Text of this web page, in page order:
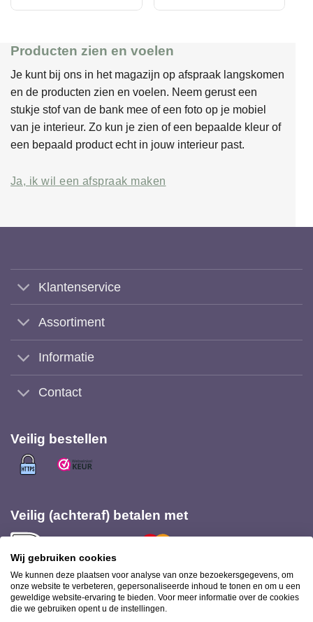
Producten zien en voelen
Je kunt bij ons in het magazijn op afspraak langskomen
en de producten zien en voelen. Neem gerust een
stukje stof van de bank mee of een foto op je mobiel
van je interieur. Zo kun je zien of een bepaalde kleur of
een bepaald product echt in jouw interieur past.
Ja, ik wil een afspraak maken
Klantenservice
Assortiment
Informatie
Contact
Veilig bestellen
Veilig (achteraf) betalen met
Bezorging met
Wij gebruiken cookies
We kunnen deze plaatsen voor analyse van onze bezoekersgegevens, om
onze website te verbeteren, gepersonaliseerde inhoud te tonen en om u een
geweldige website-ervaring te bieden. Voor meer informatie over de cookies
die we gebruiken opent u de instellingen.